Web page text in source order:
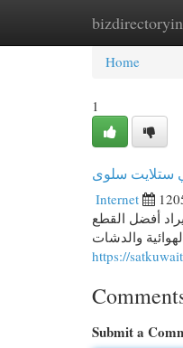
Home
Home
1
ستلايت سلوى
Internet
أفضل القطع
والدشات
https://
Submit a